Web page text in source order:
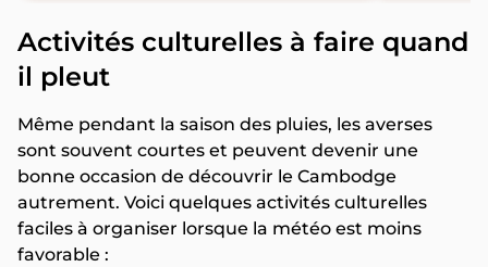
Activités culturelles à faire quand
il pleut
Même pendant la saison des pluies, les averses
sont souvent courtes et peuvent devenir une
bonne occasion de découvrir le Cambodge
autrement. Voici quelques activités culturelles
faciles à organiser lorsque la météo est moins
favorable :